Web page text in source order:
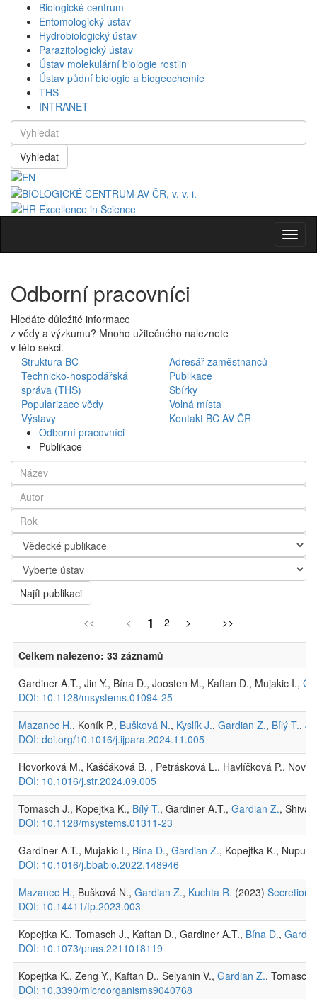
Biologické centrum
Entomologický ústav
Hydrobiologický ústav
Parazitologický ústav
Ústav molekulární biologie rostlin
Ústav půdní biologie a biogeochemie
THS
INTRANET
Vyhledat
Odborní pracovníci
Hledáte důležité informace
z vědy a výzkumu? Mnoho užitečného naleznete
v této sekci.
Struktura BC
Adresář zaměstnanců
Technicko-hospodářská
správa (THS)
Publikace
Sbírky
Popularizace vědy
Volná místa
Výstavy
Kontakt BC AV ČR
Odborní pracovníci
Publikace
Najít publikaci
<< < 1 2 > >>
Celkem nalezeno: 33 záznamů
Gardiner A.T., Jin Y., Bína D., Joosten M., Kaftan D., Mujakic I.,
DOI: 10.1128/msystems.01094-25
Mazanec H., Koník P., Bušková N., Kyslík J., Gardian Z., Bílý T.,
DOI: doi.org/10.1016/j.ijpara.2024.11.005
Hovorková M., Kaščáková B. , Petrásková L., Havlíčková P.,
DOI: 10.1016/j.str.2024.09.005
Tomasch J., Kopejtka K., Bílý T., Gardiner A.T., Gardian Z.,
DOI: 10.1128/msystems.01311-23
Gardiner A.T., Mujakic I., Bína D., Gardian Z., Kopejtka K., Nupur
DOI: 10.1016/j.bbabio.2022.148946
Mazanec H., Bušková N., Gardian Z., Kuchta R. (2023) Secretion
DOI: 10.14411/fp.2023.003
Kopejtka K., Tomasch J., Kaftan D., Gardiner A.T., Bína D.,
DOI: 10.1073/pnas.2211018119
Kopejtka K., Zeng Y., Kaftan D., Selyanin V., Gardian Z.,
DOI: 10.3390/microorganisms9040768